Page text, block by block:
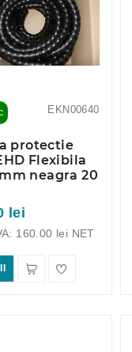
EKN00640
protectie
Flexibila
neagra 20
lei
160.00 lei NET